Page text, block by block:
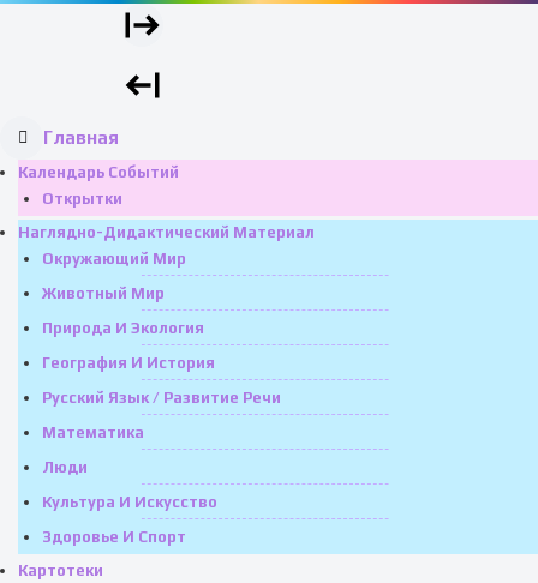
Главная
Календарь Событий
Открытки
Наглядно-Дидактический Материал
Окружающий Мир
Животный Мир
Природа И Экология
География И История
Русский Язык / Развитие Речи
Математика
Люди
Культура И Искусство
Здоровье И Спорт
Картотеки